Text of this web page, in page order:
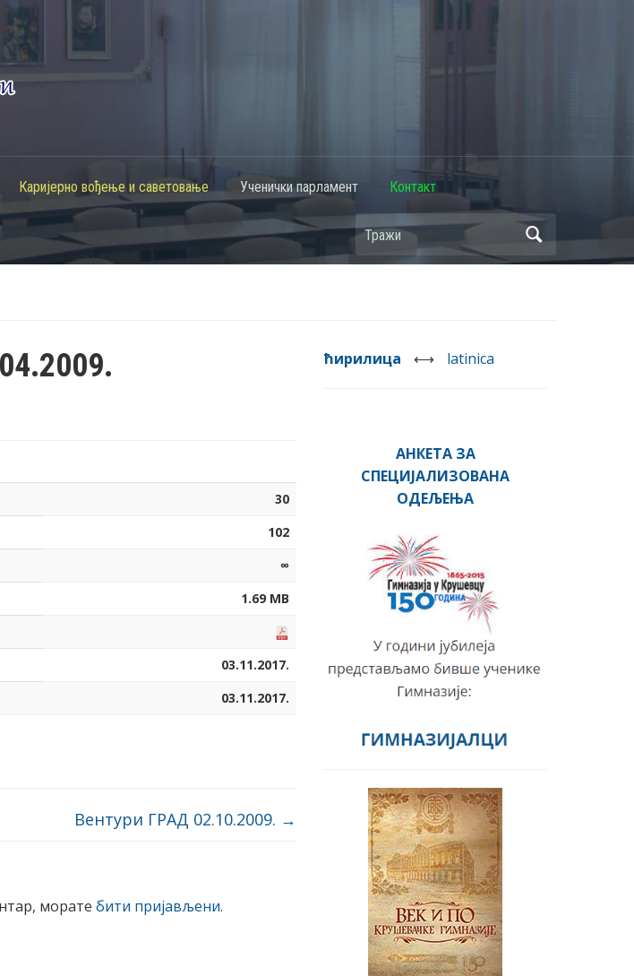
Каријерно вођење и саветовање Ученички парламент Контакт
30
102
∞
1.69 MB
03.11.2017.
03.11.2017.
Вентури ГРАД 02.10.2009. →
морате бити пријављени.
ћирилица ⟷ latinica
АНКЕТА ЗА
СПЕЦИЈАЛИЗОВАНА
ОДЕЉЕЊА